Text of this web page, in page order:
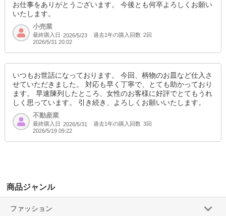
お仕事をありがとうございます。 今後とも何卒よろしくお願い
いたします。
小売業
最終購入日 2026/5/23 過去1年の購入回数 2回
2026/5/31 20:02
いつもお世話になっております。 今回、柄物のお皿など仕入さ
せていただきました。 対応も早く丁寧で、とても助かっており
ます。 早速陳列したところ、女性のお客様に好評でとてもうれ
しく思っています。 引き続き、よろしくお願いいたします。
不動産業
最終購入日 2026/5/31 過去1年の購入回数 3回
2026/5/19 09:22
商品ジャンル
ファッション